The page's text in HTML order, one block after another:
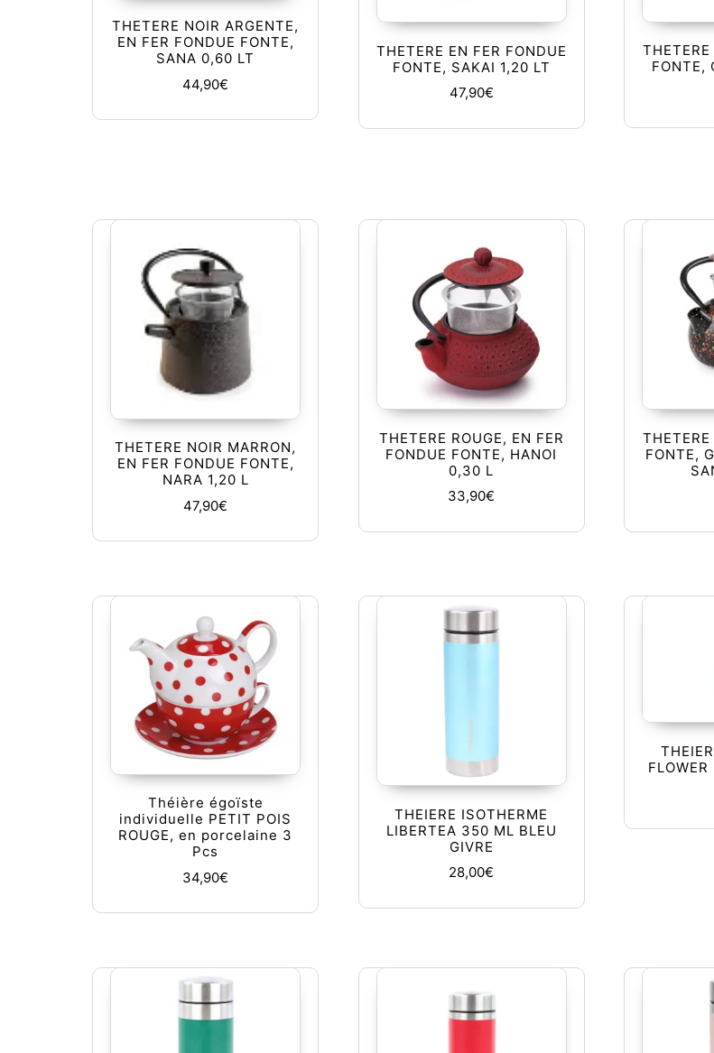
THETERE NOIR ARGENTE,
EN FER FONDUE FONTE,
SANA 0,60 LT
44,90€
THETERE EN FER FONDUE
FONTE, SAKAI 1,20 LT
47,90€
FONTE,
THETERE NOIR MARRON,
EN FER FONDUE FONTE,
NARA 1,20 L
47,90€
THETERE ROUGE, EN FER
FONDUE FONTE, HANOI
0,30 L
33,90€
FONTE,
Théière égoïste
individuelle PETIT POIS
ROUGE, en porcelaine 3
Pcs
34,90€
THEIERE ISOTHERME
LIBERTEA 350 ML BLEU
GIVRE
28,00€